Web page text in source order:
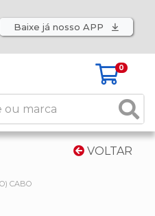
Baixe já nosso APP
0
VOLTAR
CABO